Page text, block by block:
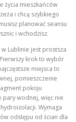
życia mieszkańców
i chcą szybkiego
planować seansu
i wchodzisz.
Lublinie jest prostsza
krok to wybór
miejsca to
pomieszczenie
pokoju
pary wodnej, więc nie
Wymaga
odstępu od ścian dla